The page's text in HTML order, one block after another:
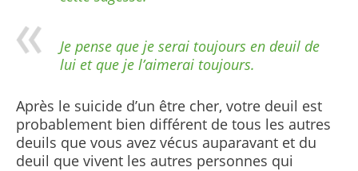
Je pense que je serai toujours en deuil de
lui et que je l’aimerai toujours.
Après le suicide d’un être cher, votre deuil est
probablement bien différent de tous les autres
deuils que vous avez vécus auparavant et du
deuil que vivent les autres personnes qui